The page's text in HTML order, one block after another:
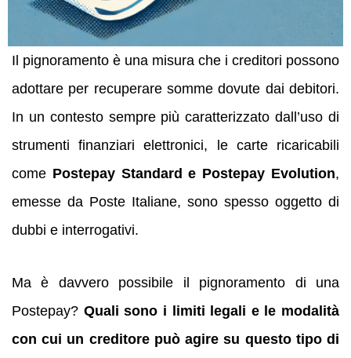
Il pignoramento è una misura che i creditori possono
adottare per recuperare somme dovute dai debitori.
In un contesto sempre più caratterizzato dall’uso di
strumenti finanziari elettronici, le carte ricaricabili
come Postepay Standard e Postepay Evolution,
emesse da Poste Italiane, sono spesso oggetto di
dubbi e interrogativi.
Ma è davvero possibile il pignoramento di una
Postepay? Quali sono i limiti legali e le modalità
con cui un creditore può agire su questo tipo di